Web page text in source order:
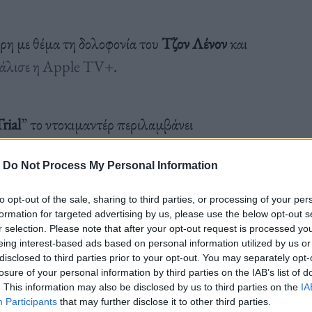
Do Not Process My Personal Information
opt-out of the sale, sharing to third parties, or processing of your
for targeted advertising by us, please use the below opt-out
selection. Please note that after your opt-out request is processed
interest-based ads based on personal information utilized by us
to third parties prior to your opt-out. You may separately
of your personal information by third parties on the IAB’s list of
This information may also be disclosed by us to third parties on the
Participants that may further disclose it to other third parties.
με θέμα τη δολοφονία του Τζον Λένονκαι
η Apple TV+.
” το ντοκιμαντέρ περιλαμβάνει
και φωτογραφίες από τη σκηνή του εγκλήματος
φως στη ζωή και τη δολοφονία του
την έρευνα και καταδίκη του Μαρκ Ντέιβιντ
με δελτίο Τύπου.
έρευνα» της δολοφονίας του Λένον το 1980,